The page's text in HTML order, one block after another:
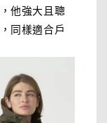
他強大且聰
同樣適合戶